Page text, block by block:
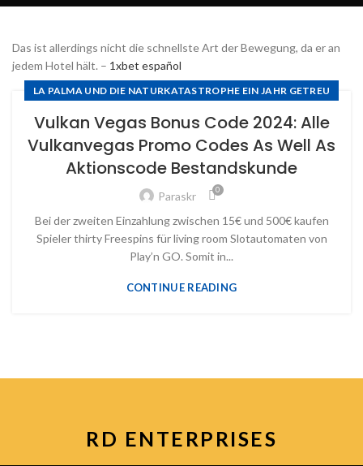
Das ist allerdings nicht die schnellste Art der Bewegung, da er an
jedem Hotel hält. – 1xbet español
LA PALMA UND DIE NATURKATASTROPHE EIN JAHR GETREU
Vulkan Vegas Bonus Code 2024: Alle
Vulkanvegas Promo Codes As Well As
Aktionscode Bestandskunde
Paraskr 0
Bei der zweiten Einzahlung zwischen 15€ und 500€ kaufen
Spieler thirty Freespins für living room Slotautomaten von
Play’n GO. Somit in...
CONTINUE READING
RD ENTERPRISES